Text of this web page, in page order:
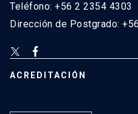
Teléfono: +56 2 2354 4303
Dirección de Postgrado:
ACREDITACIÓN